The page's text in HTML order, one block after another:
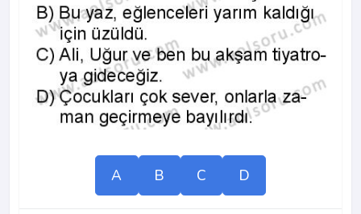
A B C D